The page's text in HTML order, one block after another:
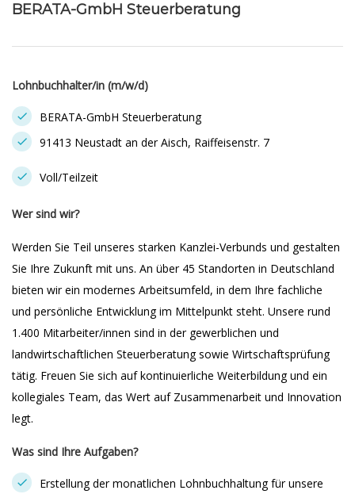
BERATA-GmbH Steuerberatung
Lohnbuchhalter/in (m/w/d)
BERATA-GmbH Steuerberatung
91413 Neustadt an der Aisch, Raiffeisenstr. 7
Voll/Teilzeit
Wer sind wir?
Werden Sie Teil unseres starken Kanzlei-Verbunds und gestalten
Sie Ihre Zukunft mit uns. An über 45 Standorten in Deutschland
bieten wir ein modernes Arbeitsumfeld, in dem Ihre fachliche
und persönliche Entwicklung im Mittelpunkt steht. Unsere rund
1.400 Mitarbeiter/innen sind in der gewerblichen und
landwirtschaftlichen Steuerberatung sowie Wirtschaftsprüfung
tätig. Freuen Sie sich auf kontinuierliche Weiterbildung und ein
kollegiales Team, das Wert auf Zusammenarbeit und Innovation
legt.
Was sind Ihre Aufgaben?
Erstellung der monatlichen Lohnbuchhaltung für unsere